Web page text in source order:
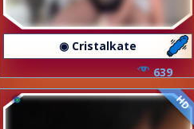
◉ Cristalkate
639
HD